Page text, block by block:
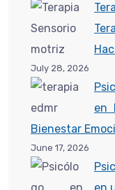
July 28, 2026
en
Bienestar
June 17, 2026
en